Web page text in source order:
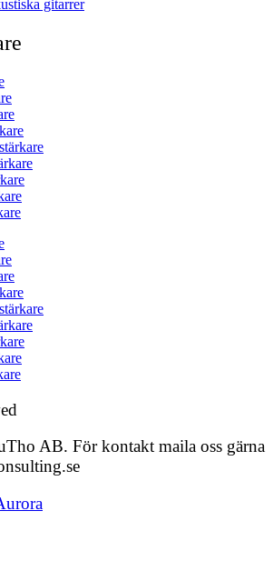
gitarrer
AB. För kontakt maila oss gärna